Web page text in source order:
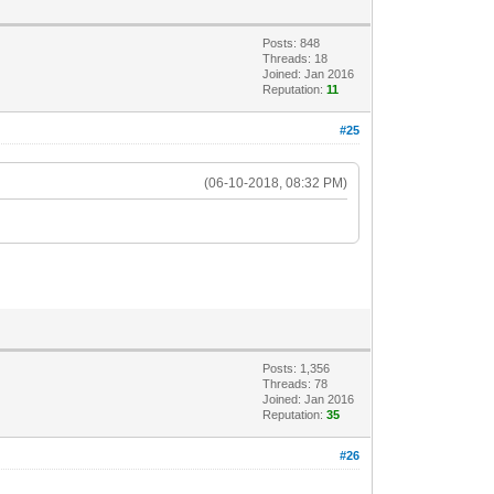
Posts: 848
Threads: 18
Joined: Jan 2016
Reputation:11
#25
(06-10-2018, 08:32 PM)
Posts: 1,356
Threads: 78
Joined: Jan 2016
Reputation:35
#26